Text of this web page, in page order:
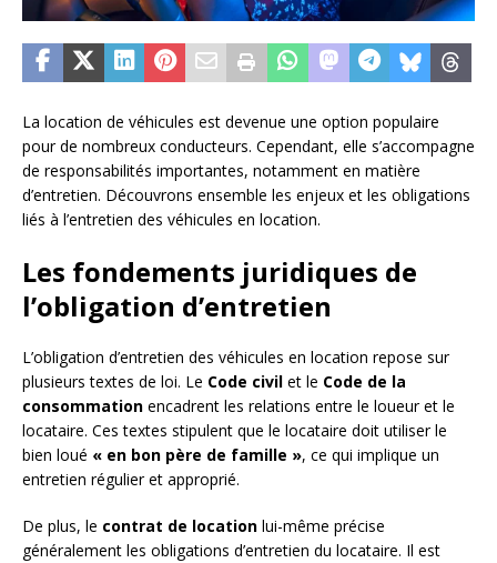
La location de véhicules est devenue une option populaire
pour de nombreux conducteurs. Cependant, elle s’accompagne
de responsabilités importantes, notamment en matière
d’entretien. Découvrons ensemble les enjeux et les obligations
liés à l’entretien des véhicules en location.
Les fondements juridiques de
l’obligation d’entretien
L’obligation d’entretien des véhicules en location repose sur
plusieurs textes de loi. Le Code civil et le Code de la
consommation encadrent les relations entre le loueur et le
locataire. Ces textes stipulent que le locataire doit utiliser le
bien loué « en bon père de famille », ce qui implique un
entretien régulier et approprié.
De plus, le contrat de location lui-même précise
généralement les obligations d’entretien du locataire. Il est